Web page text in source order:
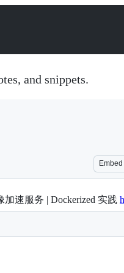
and snippets.
Embed
速服务 | Dockerized 实践